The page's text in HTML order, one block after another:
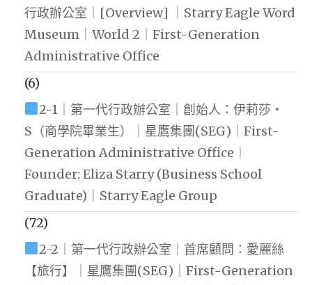
行政辦公室｜[Overview] ｜Starry Eagle Word
Museum｜World 2｜First-Generation
Administrative Office
(6)
2-1｜第一代行政辦公室｜創始人：伊莉莎・
S（商學院畢業生）｜星鷹集團(SEG)｜First-
Generation Administrative Office｜
Founder: Eliza Starry (Business School
Graduate)｜Starry Eagle Group
(72)
2-2｜第一代行政辦公室｜首席顧問：愛麗絲
【旅行】｜星鷹集團(SEG)｜First-Generation